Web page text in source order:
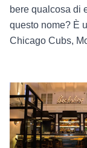
bere qualcosa di
questo nome? È
Chicago Cubs,